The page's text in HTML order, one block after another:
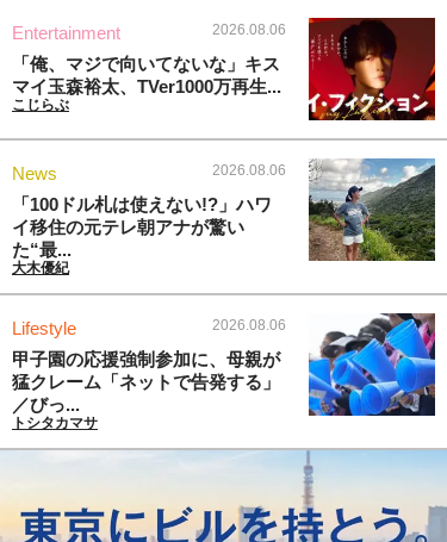
Entertainment 2026.08.06
「俺、マジで向いてないな」キス
マイ玉森裕太、TVer1000万再生...
こじらぶ
News 2026.08.06
「100ドル札は使えない!?」ハワ
イ移住の元テレ朝アナが驚い
た“最...
大木優紀
Lifestyle 2026.08.06
甲子園の応援強制参加に、母親が
猛クレーム「ネットで告発する」
／びっ...
トシタカマサ